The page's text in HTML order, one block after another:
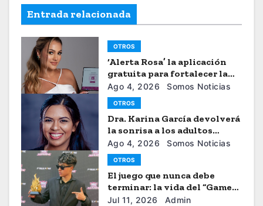
Entrada relacionada
OTROS
‘Alerta Rosa’ la aplicación
gratuita para fortalecer la
seguiridad de las mujeres
Ago 4, 2026 Somos Noticias
OTROS
Dra. Karina García devolverá
la sonrisa a los adultos
mayores
Ago 4, 2026 Somos Noticias
OTROS
El juego que nunca debe
terminar: la vida del “Gamer”
Brayhan Crazzy
Jul 11, 2026 Admin